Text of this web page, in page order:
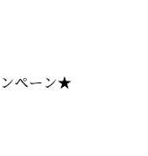
ペーン★